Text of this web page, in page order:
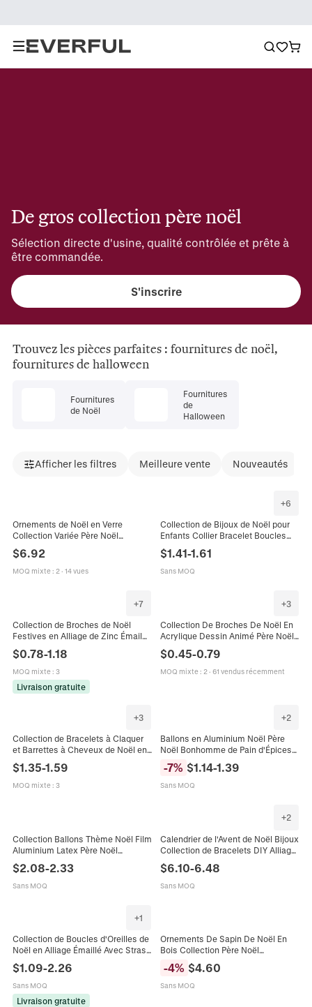
De gros collection père noël
Sélection directe d'usine, qualité contrôlée et prête à
être commandée.
S'inscrire
Trouvez les pièces parfaites : fournitures de noël,
fournitures de halloween
Fournitures
de Noël
Fournitures
de
Halloween
Afficher les filtres Meilleure vente Nouveautés
Ornements de Noël en Verre
Collection Variée Père Noël
Bonhomme de Neige Pendants
pour Décoration de Sapin Festive
$6.92
MOQ mixte: 2· 14 vues
+6
Collection de Bijoux de Noël pour
Enfants Collier Bracelet Boucles
d'Oreilles Bague Père Noël Renne
Bonhomme de Neige Fête
$1.41-1.61
Sans MOQ
+7
Collection de Broches de Noël
Festives en Alliage de Zinc Émail
Strass Père Noël Renne Sapin de
Noël Bonhomme de Neige Cadeau
$0.78-1.18
MOQ mixte: 3
Livraison gratuite
+3
Collection De Broches De Noël En
Acrylique Dessin Animé Père Noël
Bonhomme De Neige Renne Sapin
De Noël Épinglettes De Revers
Décoratives De Fête
$0.45-0.79
MOQ mixte: 2· 61 vendus récemment
+3
Collection de Bracelets à Claquer
et Barrettes à Cheveux de Noël en
Peluche Renne Père Noël
Décoration de Fête Cadeau pour
Enfants Adultes
$1.35-1.59
MOQ mixte: 3
+2
Ballons en Aluminium Noël Père
Noël Bonhomme de Pain d'Épices
Sapin Étoile Latex pour Décoration
de Fête de Vacances Maison
-7% $1.14-1.39
Sans MOQ
Collection Ballons Thème Noël Film
Aluminium Latex Père Noël
Cloche Décoration Fête
$2.08-2.33
Sans MOQ
+2
Calendrier de l'Avent de Noël Bijoux
Collection de Bracelets DIY Alliage
Neige Élan Charmes Enfants Filles
Cadeau
$6.10-6.48
Sans MOQ
+1
Collection de Boucles d'Oreilles de
Noël en Alliage Émaillé Avec Strass
Père Noël Renne Sapin de Noël
Bijoux Festifs pour Femme
$1.09-2.26
Sans MOQ
Livraison gratuite
Ornements De Sapin De Noël En
Bois Collection Père Noël
Bonhomme De Neige Dessin
Animé Pendentifs Suspendus En
Contreplaqué Imprimé
-4% $4.60
Sans MOQ